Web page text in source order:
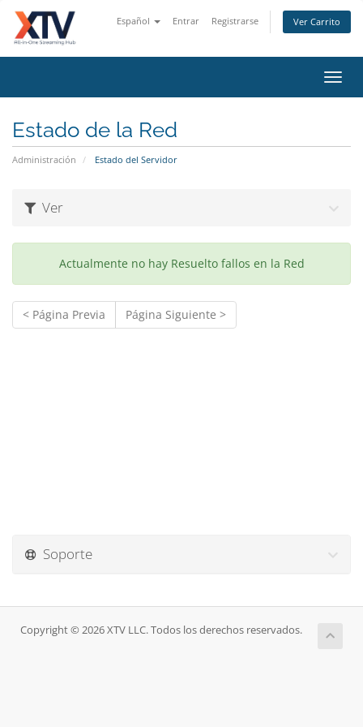
Español Entrar Registrarse Ver Carrito
Estado de la Red
Administración Estado del Servidor
Ver
Actualmente no hay Resuelto fallos en la Red
< Página Previa Página Siguiente >
Soporte
Copyright © 2026 XTV LLC. Todos los derechos reservados.